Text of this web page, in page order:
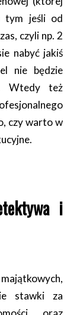
tym jeśli od
czyli np. 2
nabyć jakiś
nie będzie
Wtedy też
czy warto w
i
stawki za